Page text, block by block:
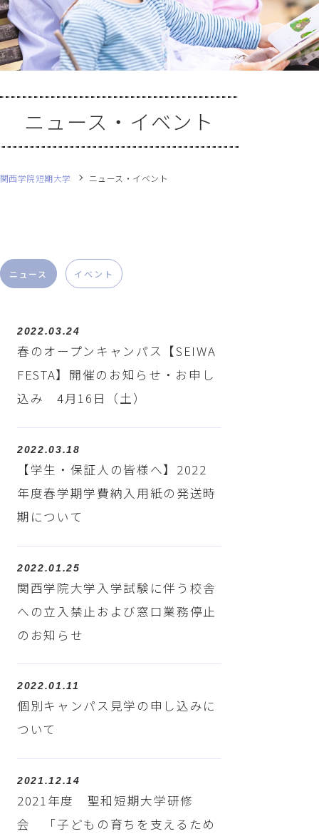
ニュース・イベント
関西学院短期大学 ニュース・イベント
ニュース イベント
2022.03.24
春のオープンキャンパス【SEIWA
FESTA】開催のお知らせ・お申し
込み 4月16日（土）
2022.03.18
【学生・保証人の皆様へ】2022
年度春学期学費納入用紙の発送時
期について
2022.01.25
関西学院大学入学試験に伴う校舎
への立入禁止および窓口業務停止
のお知らせ
2022.01.11
個別キャンパス見学の申し込みに
ついて
2021.12.14
2021年度 聖和短期大学研修
会 「子どもの育ちを支えるため